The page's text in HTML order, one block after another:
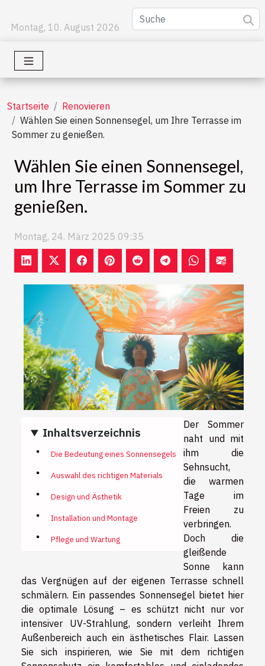
Montag, 10. August 2026
Startseite
Renovieren
Wählen Sie einen Sonnensegel, um Ihre Terrasse im
Sommer zu genießen.
Wählen Sie einen Sonnensegel,
um Ihre Terrasse im Sommer zu
genießen.
Montag, 24. März 2025 09:35
Inhaltsverzeichnis
Die Bedeutung eines Sonnensegels
Auswahl des richtigen Materials
Design und Ästhetik
Installation und Montage
Pflege und Wartung
Der Sommer
naht und mit
ihm die
Sehnsucht,
die warmen
Tage im
Freien zu
verbringen.
Doch die
gleißende
Sonne kann
das Vergnügen auf der eigenen Terrasse schnell
schmälern. Ein passendes Sonnensegel bietet hier
die optimale Lösung – es schützt nicht nur vor
intensiver UV-Strahlung, sondern verleiht Ihrem
Außenbereich auch ein ästhetisches Flair. Lassen
Sie sich inspirieren, wie Sie mit dem richtigen